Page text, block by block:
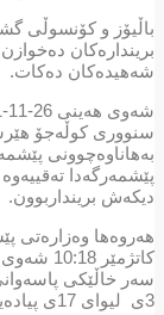
باڵیۆز و کۆنسوڵی
بریندارەکان
شەهیدەکان دەکات.
سنووری کوڵەجۆ
بەهاناوەچوونی
پێشمەرگەدا
دیکەش برینداربوون.
هەروەها وەزارەتی
سەر خاڵێکی
3ی لیوای 17ی پیادەیان لە سنووری (کفری)دا.